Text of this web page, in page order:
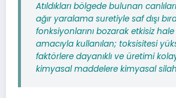
Atıldıkları bölgede bulunan
ağır yaralama suretiyle saf dışı
fonksiyonlarını bozarak etkisiz
amacıyla kullanılan; toksisitesi
faktörlere dayanıklı ve üretimi
kimyasal maddelere kimyasal